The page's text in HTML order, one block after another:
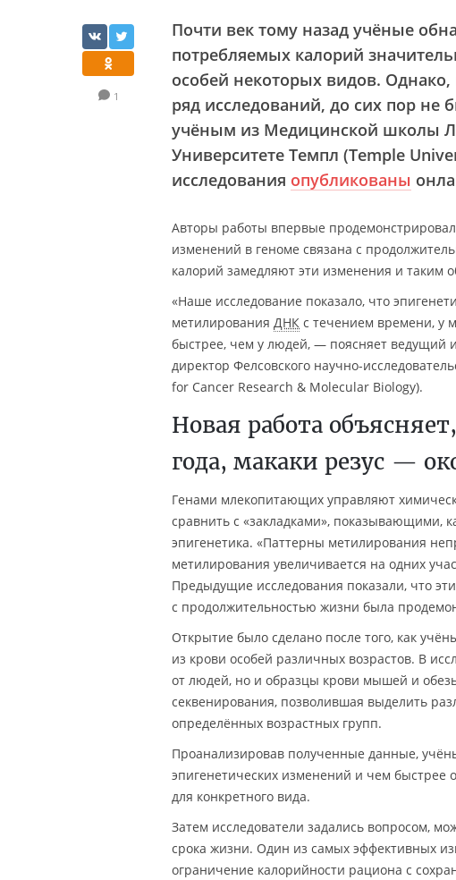
1
Почти век тому назад учёные
потребляемых калорий
особей некоторых видов.
ряд исследований, до сих пор не
учёным из Медицинской школы
Университете Темпл (Temple
исследования опубликованы
Авторы работы впервые
изменений в геноме связана с
калорий замедляют эти изменения и таким
«Наше исследование показало, что
метилирования ДНК с течением времени, у
быстрее, чем у людей, — поясняет ведущий
директор Фелсовского научно-
for Cancer Research & Molecular Biology).
Новая работа
года, макаки резус —
Генами млекопитающих управляют
сравнить с «закладками», показывающими,
эпигенетика. «Паттерны метилирования
метилирования увеличивается на одних
Предыдущие исследования показали, что
с продолжительностью жизни была
Открытие было сделано после того, как
из крови особей различных возрастов. В
от людей, но и образцы крови мышей и
секвенирования, позволившая выделить
определённых возрастных групп.
Проанализировав полученные данные,
эпигенетических изменений и чем быстрее
для конкретного вида.
Затем исследователи задались вопросом,
срока жизни. Один из самых эффективных
ограничение калорийности рациона с